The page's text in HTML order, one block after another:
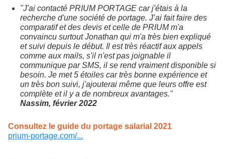
"J'ai contacté PRIUM PORTAGE car j'étais à la
recherche d'une société de portage. J’ai fait faire des
comparatif et des devis et celle de PRIUM m'a
convaincu surtout Jonathan qui m'a très bien expliqué
et suivi depuis le début. Il est très réactif aux appels
comme aux mails, s'il n'est pas joignable il
communique par SMS, il se rend vraiment disponible si
besoin. Je met 5 étoiles car très bonne expérience et
un très bon suivi, j'ajouterai même que leurs offre est
complète et il y a de nombreux avantages."
Nassim, février 2022
Consultez le guide du portage salarial 2021
prium-portage.com/...